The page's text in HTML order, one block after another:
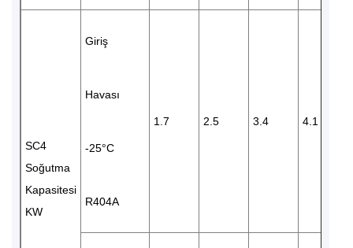
SC4
Soğutma
Kapasitesi
KW
Giriş
Havası
-25°C
R404A
1.7 2.5 3.4 4.1